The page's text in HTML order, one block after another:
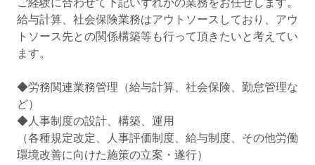
給与計算、社会保険業務はアウトソースしており、アウ
トソース先との関係構築等も行って頂きたいと考えてい
ます。
◆労務関連業務管理（給与計算、社会保険、勤怠管理な
ど）
◆人事制度の設計、構築、運用
（各種規定改定、人事評価制度、給与制度、その他労働
環境改善に向けた施策の立案・遂行）